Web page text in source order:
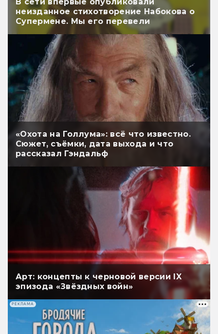
неизданное стихотворение Набокова о
Супермене. Мы его перевели
«Охота на Голлума»: всё что известно.
Сюжет, съёмки, дата выхода и что
рассказал Гэндальф
Арт: концепты к черновой версии IX
эпизода «Звёздных войн»
РЕКЛАМА